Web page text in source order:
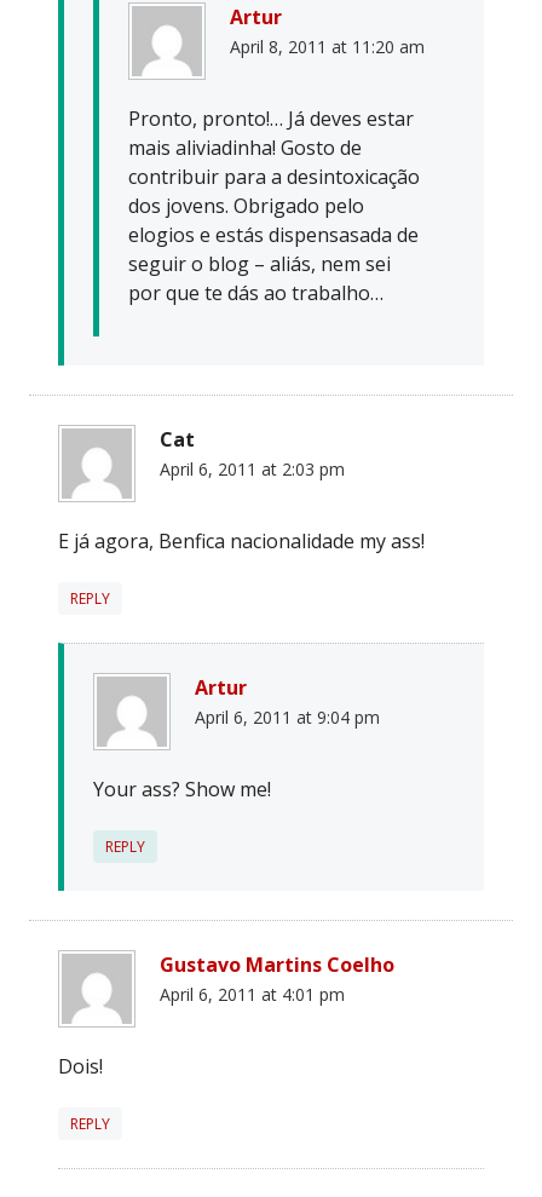
Artur
April 8, 2011 at 11:20 am
Pronto, pronto!… Já deves estar
mais aliviadinha! Gosto de
contribuir para a desintoxicação
dos jovens. Obrigado pelo
elogios e estás dispensasada de
seguir o blog – aliás, nem sei
por que te dás ao trabalho…
Cat
April 6, 2011 at 2:03 pm
E já agora, Benfica nacionalidade my ass!
REPLY
Artur
April 6, 2011 at 9:04 pm
Your ass? Show me!
REPLY
Gustavo Martins Coelho
April 6, 2011 at 4:01 pm
Dois!
REPLY